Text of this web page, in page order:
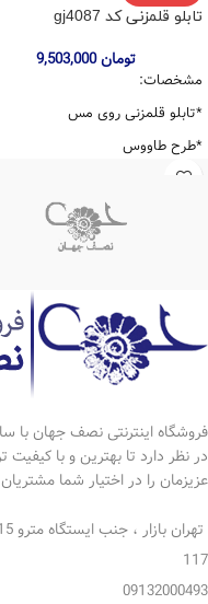
تابلو قلمزنی کد gj4087
تومان9,503,000
مشخصات:
*تابلو قلمزنی روی مس
*طرح طاووس
*قاب چوبی.کنار معرق , تلفیق هنر
خاتمکاری و نقاشی طرح چوگان
*امضا دار اثر استاد جعفری
فروشگاه اینترنتی نصف جهان با
در نظر دارد تا بهترین و با
عزیزمان را در اختیار شما
117
09132000493